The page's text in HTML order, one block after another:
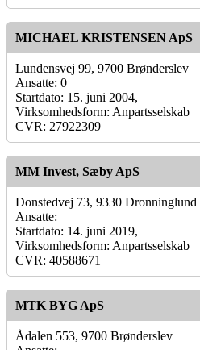
MICHAEL KRISTENSEN ApS
Lundensvej 99, 9700 Brønderslev
Ansatte: 0
Startdato: 15. juni 2004,
Virksomhedsform: Anpartsselskab
CVR: 27922309
MM Invest, Sæby ApS
Donstedvej 73, 9330 Dronninglund
Ansatte:
Startdato: 14. juni 2019,
Virksomhedsform: Anpartsselskab
CVR: 40588671
MTK BYG ApS
Ådalen 553, 9700 Brønderslev